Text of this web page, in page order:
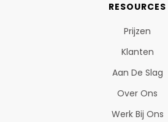
RESOURCES
Prijzen
Klanten
Aan De Slag
Over Ons
Werk Bij Ons